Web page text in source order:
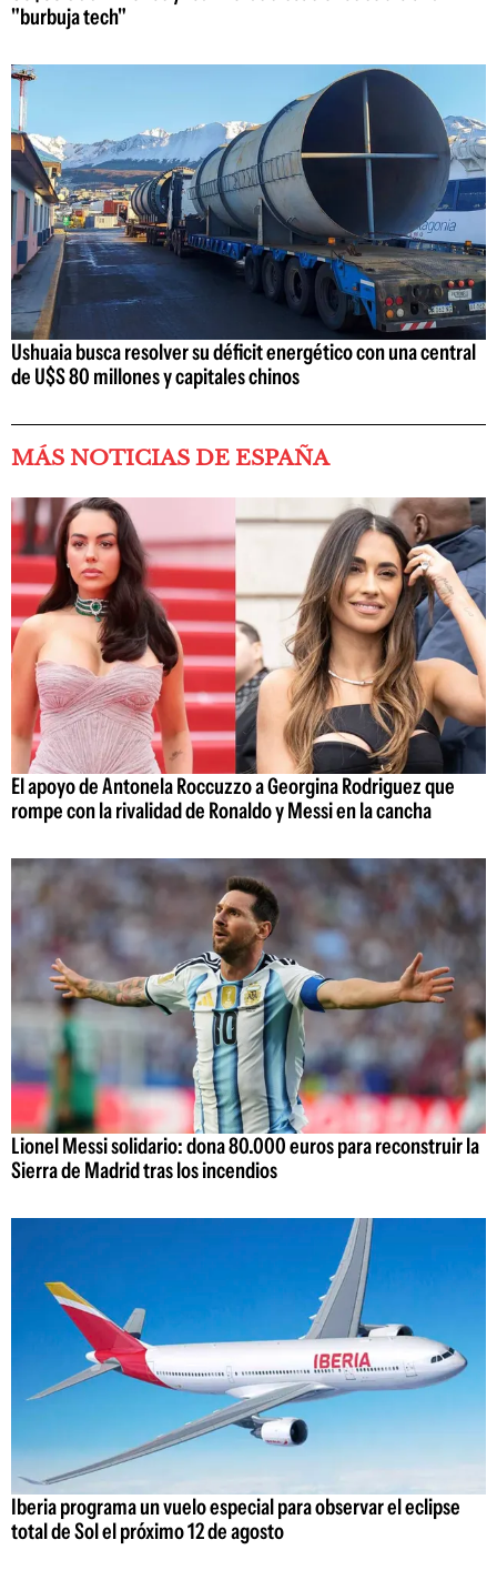
"burbuja tech"
Ushuaia busca resolver su déficit energético con una central
de U$S 80 millones y capitales chinos
MÁS NOTICIAS DE ESPAÑA
El apoyo de Antonela Roccuzzo a Georgina Rodriguez que
rompe con la rivalidad de Ronaldo y Messi en la cancha
Lionel Messi solidario: dona 80.000 euros para reconstruir la
Sierra de Madrid tras los incendios
Iberia programa un vuelo especial para observar el eclipse
total de Sol el próximo 12 de agosto